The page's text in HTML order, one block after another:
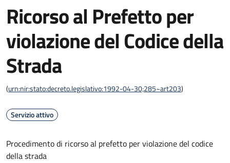
Ricorso al Prefetto per
violazione del Codice della
Strada
(urn:nir:stato:decreto.legislativo:1992-04-30;285~art203)
Servizio attivo
Procedimento di ricorso al prefetto per violazione del codice
della strada